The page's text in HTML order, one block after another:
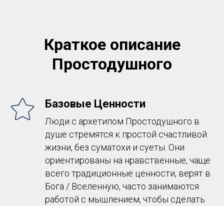
Краткое описание
Простодушного
Базовые Ценности
Люди с архетипом Простодушного в
душе стремятся к простой счастливой
жизни, без суматохи и суеты. Они
ориентированы на нравственные, чаще
всего традиционные ценности, верят в
Бога / Вселенную, часто занимаются
работой с мышлением, чтобы сделать